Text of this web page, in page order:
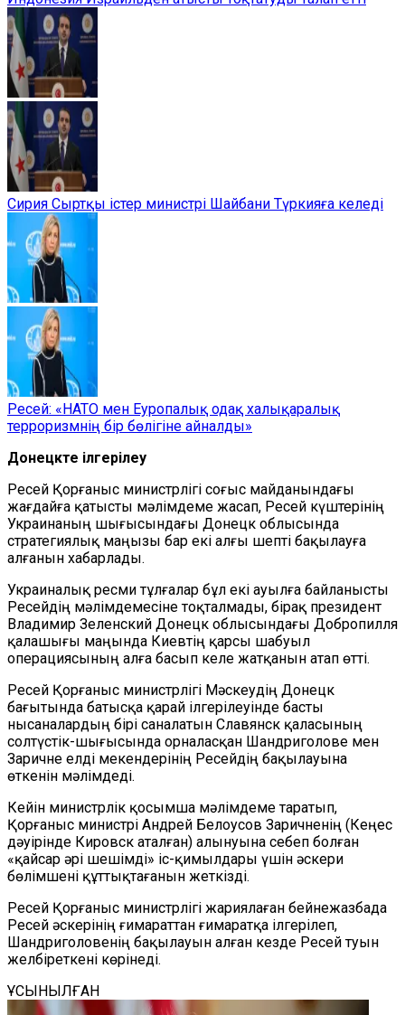
Сирия Сыртқы істер министрі Шайбани Түркияға келеді
Ресей: «НАТО мен Еуропалық одақ халықаралық
терроризмнің бір бөлігіне айналды»
Донецкте ілгерілеу
Ресей Қорғаныс министрлігі соғыс майданындағы
жағдайға қатысты мәлімдеме жасап, Ресей күштерінің
Украинаның шығысындағы Донецк облысында
стратегиялық маңызы бар екі алғы шепті бақылауға
алғанын хабарлады.
Украиналық ресми тұлғалар бұл екі ауылға байланысты
Ресейдің мәлімдемесіне тоқталмады, бірақ президент
Владимир Зеленский Донецк облысындағы Добропилля
қалашығы маңында Киевтің қарсы шабуыл
операциясының алға басып келе жатқанын атап өтті.
Ресей Қорғаныс министрлігі Мәскеудің Донецк
бағытында батысқа қарай ілгерілеуінде басты
нысаналардың бірі саналатын Славянск қаласының
солтүстік-шығысында орналасқан Шандриголове мен
Заричне елді мекендерінің Ресейдің бақылауына
өткенін мәлімдеді.
Кейін министрлік қосымша мәлімдеме таратып,
Қорғаныс министрі Андрей Белоусов Заричненің (Кеңес
дәуірінде Кировск аталған) алынуына себеп болған
«қайсар әрі шешімді» іс-қимылдары үшін әскери
бөлімшені құттықтағанын жеткізді.
Ресей Қорғаныс министрлігі жариялаған бейнежазбада
Ресей әскерінің ғимараттан ғимаратқа ілгерілеп,
Шандриголовенің бақылауын алған кезде Ресей туын
желбіреткені көрінеді.
ҰСЫНЫЛҒАН